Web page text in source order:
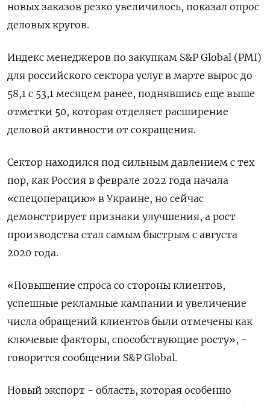
новых заказов резко увеличилось, показал опрос
деловых кругов.
Индекс менеджеров по закупкам S&P Global (PMI)
для российского сектора услуг в марте вырос до
58,1 с 53,1 месяцем ранее, поднявшись еще выше
отметки 50, которая отделяет расширение
деловой активности от сокращения.
Сектор находился под сильным давлением с тех
пор, как Россия в феврале 2022 года начала
«спецоперацию» в Украине, но сейчас
демонстрирует признаки улучшения, а рост
производства стал самым быстрым с августа
2020 года.
«Повышение спроса со стороны клиентов,
успешные рекламные кампании и увеличение
числа обращений клиентов были отмечены как
ключевые факторы, способствующие росту», -
говорится сообщении S&P Global.
Новый экспорт - область, которая особенно